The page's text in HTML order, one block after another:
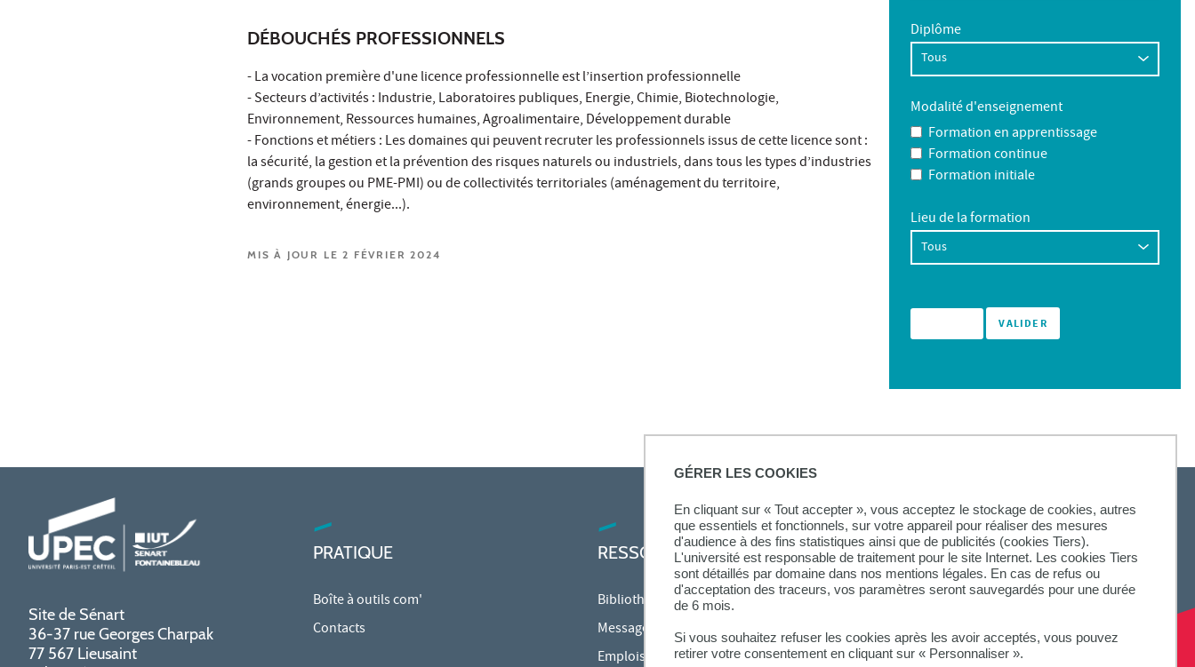
GÉRER LES COOKIES
En cliquant sur « Tout accepter », vous acceptez le stockage de cookies, autres
que essentiels et fonctionnels, sur votre appareil pour réaliser des mesures
d'audience à des fins statistiques ainsi que de publicités (cookies Tiers).
L'université est responsable de traitement pour le site Internet. Les cookies Tiers
sont détaillés par domaine dans nos mentions légales. En cas de refus ou
d'acceptation des traceurs, vos paramètres seront sauvegardés pour une durée
de 6 mois.
Si vous souhaitez refuser les cookies après les avoir acceptés, vous pouvez
retirer votre consentement en cliquant sur « Personnaliser ».
DÉBOUCHÉS PROFESSIONNELS
- La vocation première d'une licence professionnelle est l’insertion professionnelle
- Secteurs d’activités : Industrie, Laboratoires publiques, Energie, Chimie, Biotechnologie,
Environnement, Ressources humaines, Agroalimentaire, Développement durable
- Fonctions et métiers : Les domaines qui peuvent recruter les professionnels issus de cette licence sont :
la sécurité, la gestion et la prévention des risques naturels ou industriels, dans tous les types d’industries
(grands groupes ou PME-PMI) ou de collectivités territoriales (aménagement du territoire,
environnement, énergie...).
MIS À JOUR LE 2 FÉVRIER 2024
Diplôme
Modalité d'enseignement
Formation en apprentissage
Formation continue
Formation initiale
Lieu de la formation
Site de Sénart
36-37 rue Georges Charpak
77 567 Lieusaint
PRATIQUE
Boîte à outils com'
Contacts
RESSOURCES
Bibliothèque
Messagerie étudiante
Emplois du temps en ligne (ADE)
SUIVEZ-NOUS